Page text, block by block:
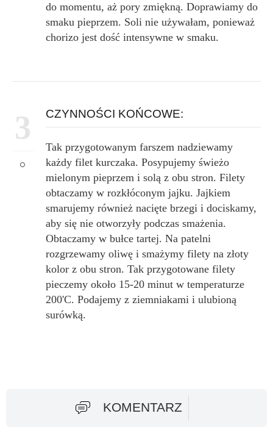
do momentu, aż pory zmiękną. Doprawiamy do
smaku pieprzem. Soli nie używałam, ponieważ
chorizo jest dość intensywne w smaku.
3 CZYNNOŚCI KOŃCOWE:
Tak przygotowanym farszem nadziewamy
każdy filet kurczaka. Posypujemy świeżo
mielonym pieprzem i solą z obu stron. Filety
obtaczamy w rozkłóconym jajku. Jajkiem
smarujemy również nacięte brzegi i dociskamy,
aby się nie otworzyły podczas smażenia.
Obtaczamy w bułce tartej. Na patelni
rozgrzewamy oliwę i smażymy filety na złoty
kolor z obu stron. Tak przygotowane filety
pieczemy około 15-20 minut w temperaturze
200'C. Podajemy z ziemniakami i ulubioną
surówką.
KOMENTARZ